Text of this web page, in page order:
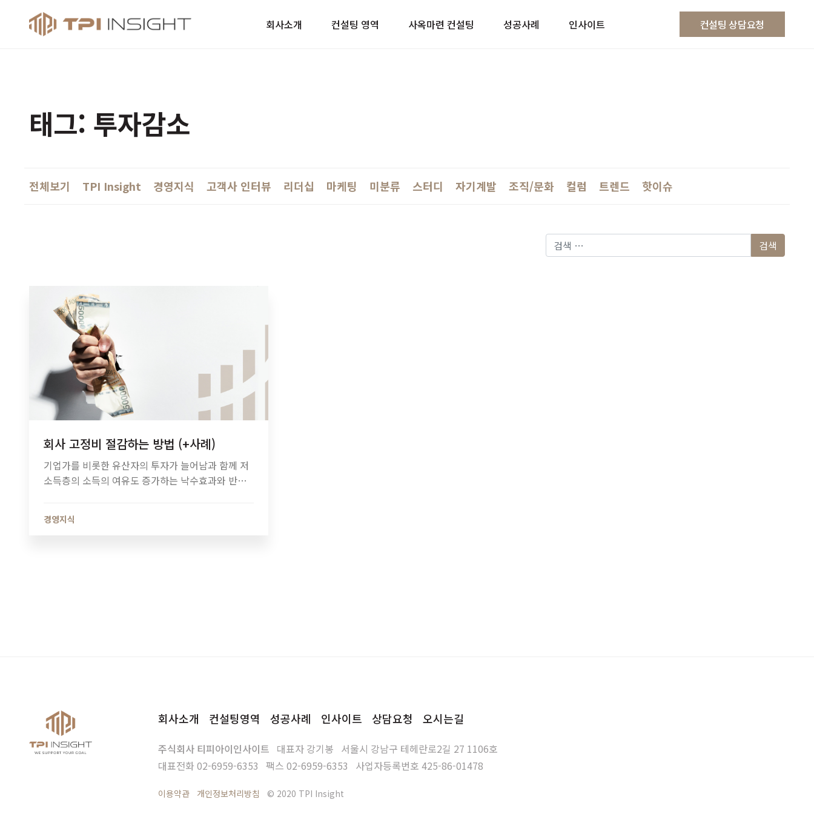
티피아이 인사이트회사소개 컨설팅 영역 사옥마련 컨설팅 성공사례 인사이트 컨설팅 상담요청
태그: 투자감소
전체보기 TPI Insight 경영지식 고객사 인터뷰 리더십 마케팅 미분류 스터디 자기계발 조직/문화 컬럼 트렌드 핫이슈
회사 고정비 절감하는 방법 (+사례)
기업가를 비롯한 유산자의 투자가 늘어남과 함께 저
소득층의 소득의 여유도 증가하는 낙수효과와 반대
일부 기업가나 근로자의 장애물이 아닌…
경영지식
회사소개 컨설팅영역 성공사례 인사이트 상담요청 오시는길
주식회사 티피아이인사이트 대표자 강기봉 서울시 강남구 테헤란로2길 27 1106호
대표전화02-6959-6353 팩스 02-6959-6353 사업자등록번호 425-86-01478
이용약관 개인정보처리방침 © 2020 TPI Insight